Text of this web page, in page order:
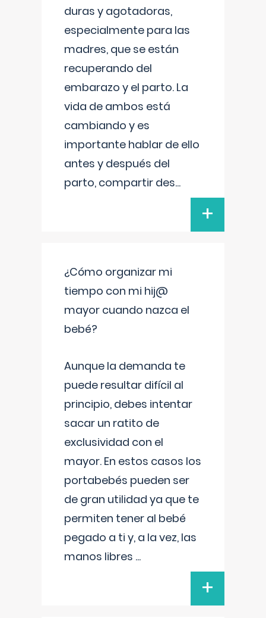
duras y agotadoras,
especialmente para las
madres, que se están
recuperando del
embarazo y el parto. La
vida de ambos está
cambiando y es
importante hablar de ello
antes y después del
parto, compartir des...
+
¿Cómo organizar mi
tiempo con mi hij@
mayor cuando nazca el
bebé?
Aunque la demanda te
puede resultar difícil al
principio, debes intentar
sacar un ratito de
exclusividad con el
mayor. En estos casos los
portabebés pueden ser
de gran utilidad ya que te
permiten tener al bebé
pegado a ti y, a la vez, las
manos libres ...
+